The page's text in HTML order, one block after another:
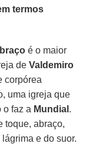
termos
é o maior
deValdemiro
corpórea
uma igreja que
o faz a Mundial .
toque, abraço,
e do suor.